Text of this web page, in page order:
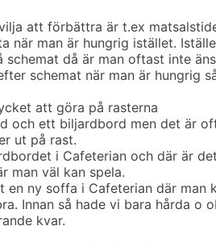
att förbättra är t.ex
när man är hungrig istället.
då är man oftast inte
schemat när man är hungrig
att göra på rasterna
och ett biljardbord men det är
ut på rast.
i Cafeterian och där är
man väl kan spela.
en ny soffa i Cafeterian där man
Innan så hade vi bara hårda o
kvar.